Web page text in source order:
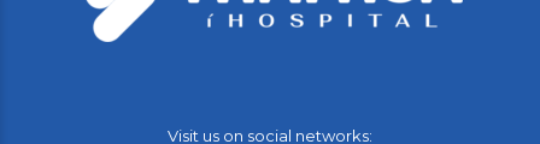
Visit us on social networks: